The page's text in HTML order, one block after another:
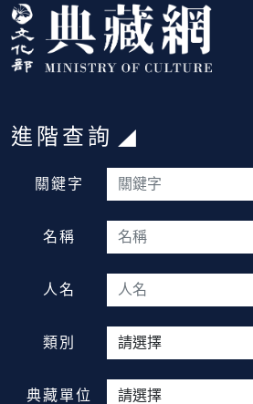
跳到主要內容
:::
:::
進階查詢
關鍵字
名稱
人名
類別
典藏單位